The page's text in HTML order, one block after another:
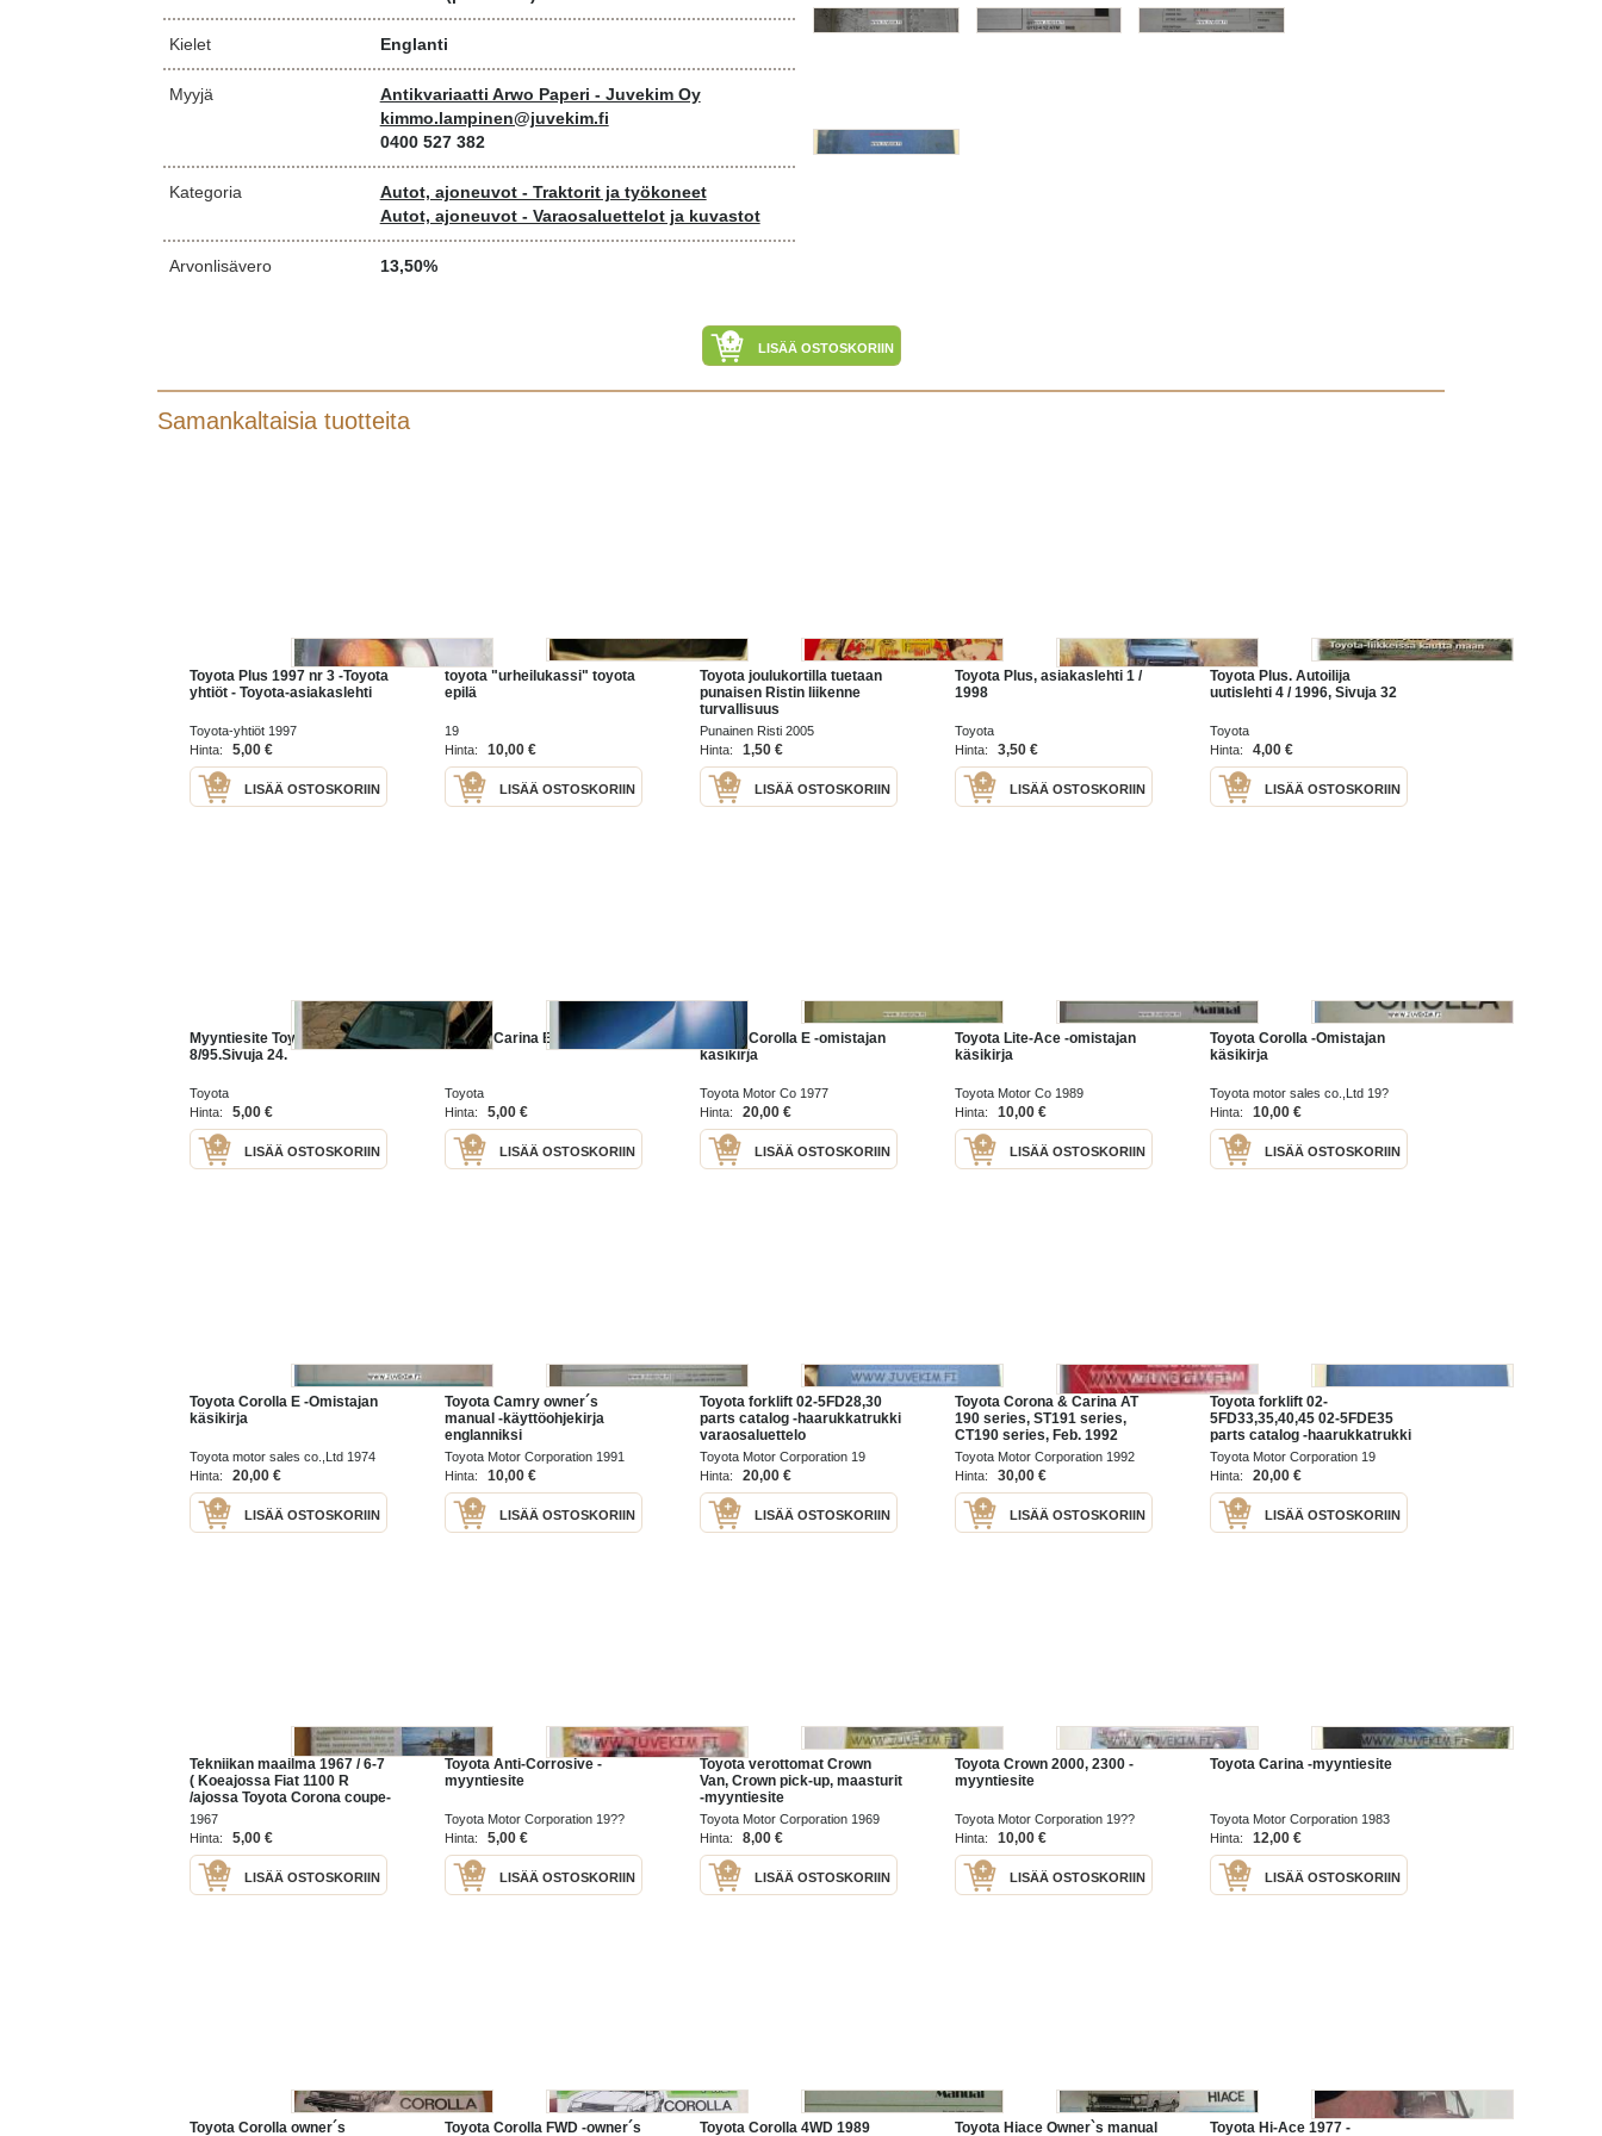
Kielet Englanti
Myyjä
Antikvariaatti Arwo Paperi - Juvekim Oy
kimmo.lampinen@juvekim.fi
0400 527 382
Kategoria
Autot, ajoneuvot - Traktorit ja työkoneet
Autot, ajoneuvot - Varaosaluettelot ja kuvastot
Arvonlisävero 13,50%
LISÄÄ OSTOSKORIIN
Samankaltaisia tuotteita
Toyota Plus 1997 nr 3 -Toyota
yhtiöt - Toyota-asiakaslehti
Toyota-yhtiöt 1997
Hinta:
5,00 €
LISÄÄ OSTOSKORIIN
toyota "urheilukassi" toyota
epilä
19
Hinta:
10,00 €
LISÄÄ OSTOSKORIIN
Toyota joulukortilla tuetaan
punaisen Ristin liikenne
turvallisuus
joulukampanjaa.Korttin
piirtänyt Virpi Pekkala
Punainen Risti 2005
Hinta:
1,50 €
LISÄÄ OSTOSKORIIN
Toyota Plus, asiakaslehti 1 /
1998
Toyota
Hinta:
3,50 €
LISÄÄ OSTOSKORIIN
Toyota Plus. Autoilija
uutislehti 4 / 1996, Sivuja 32
Toyota
Hinta:
4,00 €
LISÄÄ OSTOSKORIIN
Myyntiesite Toyota Corolla
8/95.Sivuja 24.
Toyota
Hinta:
5,00 €
LISÄÄ OSTOSKORIIN
Toyota Carina E 3/ 96
Toyota
Hinta:
5,00 €
LISÄÄ OSTOSKORIIN
Toyota Corolla E -omistajan
käsikirja
Toyota Motor Co 1977
Hinta:
20,00 €
LISÄÄ OSTOSKORIIN
Toyota Lite-Ace -omistajan
käsikirja
Toyota Motor Co 1989
Hinta:
10,00 €
LISÄÄ OSTOSKORIIN
Toyota Corolla -Omistajan
käsikirja
Toyota motor sales co.,Ltd 19?
Hinta:
10,00 €
LISÄÄ OSTOSKORIIN
Toyota Corolla E -Omistajan
käsikirja
Toyota motor sales co.,Ltd 1974
Hinta:
20,00 €
LISÄÄ OSTOSKORIIN
Toyota Camry owner´s
manual -käyttöohjekirja
englanniksi
Toyota Motor Corporation 1991
Hinta:
10,00 €
LISÄÄ OSTOSKORIIN
Toyota forklift 02-5FD28,30
parts catalog -haarukkatrukki
varaosaluettelo
Toyota Motor Corporation 19
Hinta:
20,00 €
LISÄÄ OSTOSKORIIN
Toyota Corona & Carina AT
190 series, ST191 series,
CT190 series, Feb. 1992
repair manual for chassis and
body -korjaamokirja
Toyota Motor Corporation 1992
Hinta:
30,00 €
LISÄÄ OSTOSKORIIN
Toyota forklift 02-
5FD33,35,40,45 02-5FDE35
parts catalog -haarukkatrukki
varaosaluettelo
Toyota Motor Corporation 19
Hinta:
20,00 €
LISÄÄ OSTOSKORIIN
Tekniikan maailma 1967 / 6-7
( Koeajossa Fiat 1100 R
/ajossa Toyota Corona coupe-
- esittely Toyota Corolla )
1967
Hinta:
5,00 €
LISÄÄ OSTOSKORIIN
Toyota Anti-Corrosive -
myyntiesite
Toyota Motor Corporation 19??
Hinta:
5,00 €
LISÄÄ OSTOSKORIIN
Toyota verottomat Crown
Van, Crown pick-up, maasturit
-myyntiesite
Toyota Motor Corporation 1969
Hinta:
8,00 €
LISÄÄ OSTOSKORIIN
Toyota Crown 2000, 2300 -
myyntiesite
Toyota Motor Corporation 19??
Hinta:
10,00 €
LISÄÄ OSTOSKORIIN
Toyota Carina -myyntiesite
Toyota Motor Corporation 1983
Hinta:
12,00 €
LISÄÄ OSTOSKORIIN
Toyota Corolla owner´s
Toyota Corolla FWD -owner´s
Toyota Corolla 4WD 1989
Toyota Hiace Owner`s manual
Toyota Hi-Ace 1977 -